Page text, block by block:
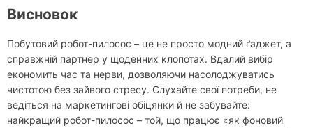
Висновок
Побутовий робот-пилосос – це не просто модний ґаджет, а
справжній партнер у щоденних клопотах. Вдалий вибір
економить час та нерви, дозволяючи насолоджуватись
чистотою без зайвого стресу. Слухайте свої потреби, не
ведіться на маркетингові обіцянки й не забувайте:
найкращий робот-пилосос – той, що працює «як фоновий